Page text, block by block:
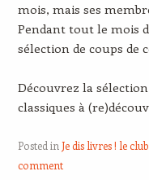
mois, mais ses
Pendant tout le mois
sélection de coups de
Découvrez la
classiques à
Posted in Je dis livres ! le
comment